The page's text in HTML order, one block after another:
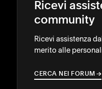
Ricevi
community
Ricevi assistenza
merito alle
CERCA NEI FORUM →
→